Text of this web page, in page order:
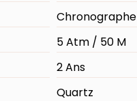
Chronographe
5 Atm / 50 M
2 Ans
Quartz